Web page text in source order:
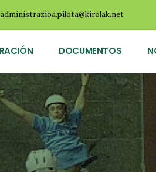
administrazioa.pilota@kirolak.net
DOCUMENTOS